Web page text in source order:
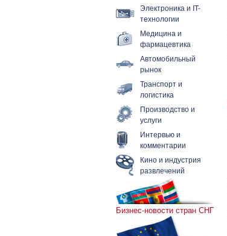
Электроника и IT-
технологии
Медицина и
фармацевтика
Автомобильный
рынок
Транспорт и
логистика
Производство и
услуги
Интервью и
комментарии
Кино и индустрия
развлечений
Бизнес-новости стран СНГ